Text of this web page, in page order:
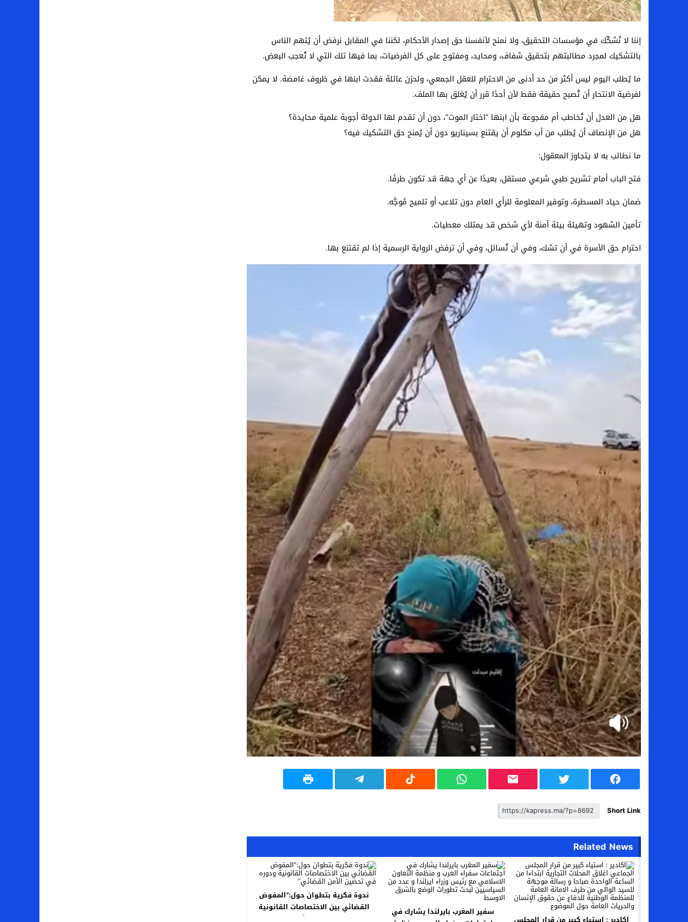
إننا لا نُشكّك في مؤسسات التحقيق، ولا نمنح لأنفسنا حق إصدار الأحكام، لكننا في المقابل نرفض أن يُتهم الناس
بالتشكيك لمجرد مطالبتهم بتحقيق شفاف، ومحايد، ومفتوح على كل الفرضيات، بما فيها تلك التي لا تُعجب البعض.
ما يُطلب اليوم ليس أكثر من حد أدنى من الاحترام للعقل الجمعي، ولحزن عائلة فقدت ابنها في ظروف غامضة. لا يمكن
لفرضية الانتحار أن تُصبح حقيقة فقط لأن أحدًا قرر أن يُغلق بها الملف.
هل من العدل أن تُخاطب أم مفجوعة بأن ابنها “اختار الموت”، دون أن تقدم لها الدولة أجوبة علمية محايدة؟
هل من الإنصاف أن يُطلب من أب مكلوم أن يقتنع بسيناريو دون أن يُمنح حق التشكيك فيه؟
ما نطالب به لا يتجاوز المعقول:
فتح الباب أمام تشريح طبي شرعي مستقل، بعيدًا عن أي جهة قد تكون طرفًا.
ضمان حياد المسطرة، وتوفير المعلومة للرأي العام دون تلاعب أو تلميح مُوجَّه.
تأمين الشهود وتهيئة بيئة آمنة لأي شخص قد يمتلك معطيات.
احترام حق الأسرة في أن تشك، وفي أن تُسائل، وفي أن ترفض الرواية الرسمية إذا لم تقتنع بها.
Short Link
Related News
سفير المغرب بايرلندا يشارك في
ندوة فكرية بتطوان حول:”المفوض
القضائي بين الاختصاصات القانونية
ودوره في تحصين الأمن القضائي”